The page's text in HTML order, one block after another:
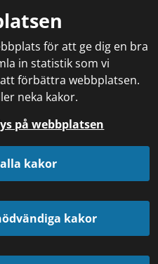
för att ge dig en bra
in statistik som vi
förbättra webbplatsen.
neka kakor.
på webbplatsen
kakor
kakor